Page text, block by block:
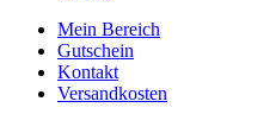
Mein Bereich
Gutschein
Kontakt
Versandkosten